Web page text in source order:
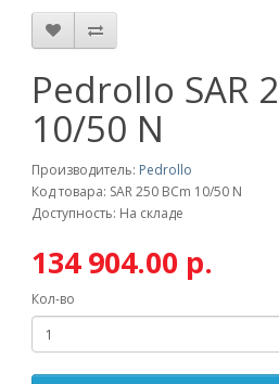
Pedrollo SAR
10/50 N
Производитель: Pedrollo
Код товара: SAR 250 BCm 10/50 N
Доступность: На складе
134 904.00 р.
Кол-во